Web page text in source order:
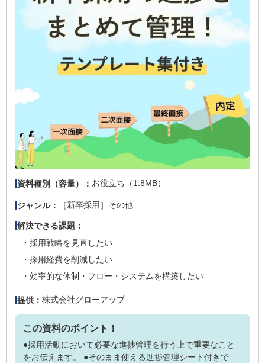
資料種別（容量）： お役立ち（1.8MB）
ジャンル： ［新卒採用］その他
解決できる課題：
採用戦略を見直したい
採用経費を削減したい
効率的な体制・フロー・システムを構築したい
提供： 株式会社グローアップ
この資料のポイント！
●採用活動において必要な進捗管理を行う上で重要なこと
をお伝えます。 ●そのまま使える進捗管理シート付きで